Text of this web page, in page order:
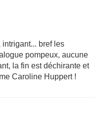
bref les
pompeux, aucune
la fin est déchirante et
Caroline Huppert !